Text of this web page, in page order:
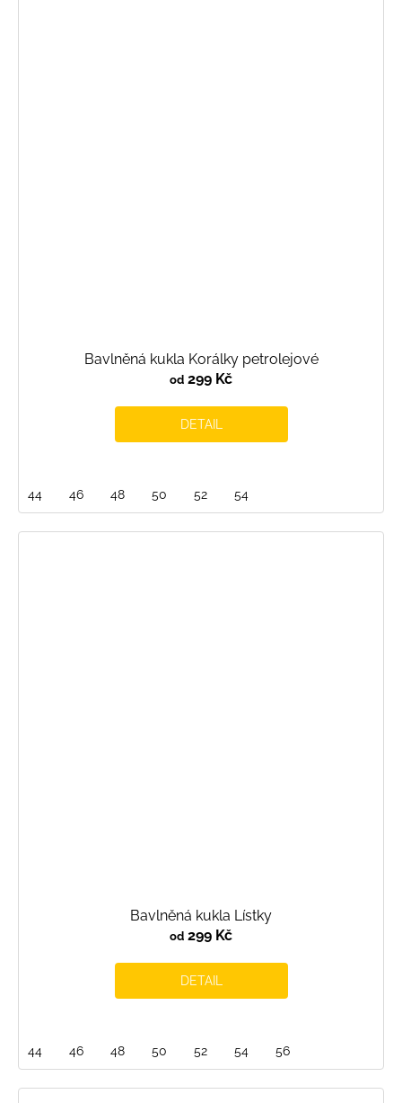
Bavlněná kukla Korálky petrolejové
od 299 Kč
DETAIL
44 46 48 50 52 54
Bavlněná kukla Lístky
od 299 Kč
DETAIL
44 46 48 50 52 54 56